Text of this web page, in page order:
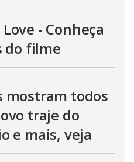
- Conheça
do filme
mostram todos
traje do
e mais, veja